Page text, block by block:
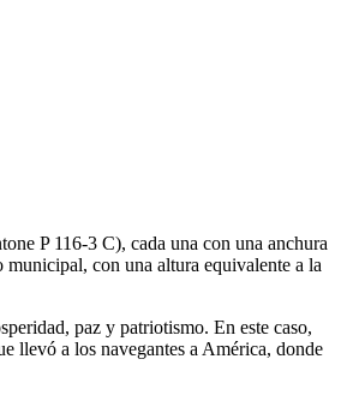
P 116-3 C), cada una con una anchura
con una altura equivalente a la
paz y patriotismo. En este caso,
llevó a los navegantes a América, donde